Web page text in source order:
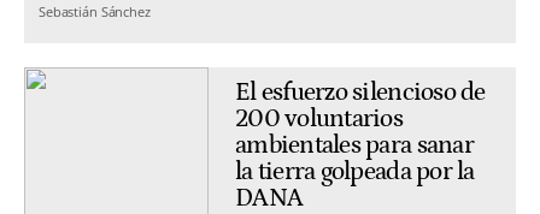
Sebastián Sánchez
El esfuerzo silencioso de
200 voluntarios
ambientales para sanar
la tierra golpeada por la
DANA